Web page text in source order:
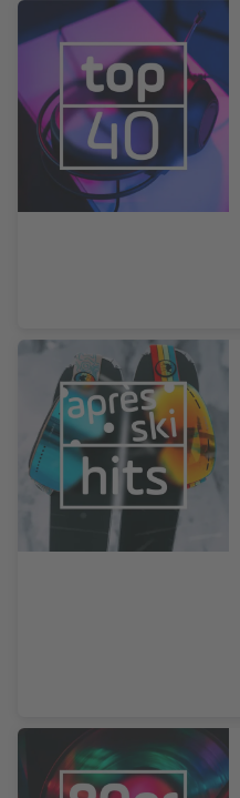
Audiotitel - Top 40
Audiotitel - Après Ski
Audiotitel - 80er Party